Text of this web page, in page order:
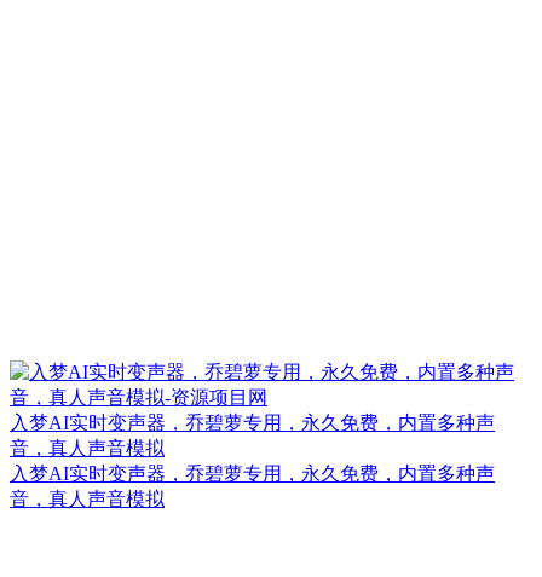
入梦AI实时变声器，乔碧萝专用，永久免费，内置多种声
音，真人声音模拟
入梦AI实时变声器，乔碧萝专用，永久免费，内置多种声
音，真人声音模拟